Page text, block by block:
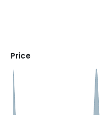
Price